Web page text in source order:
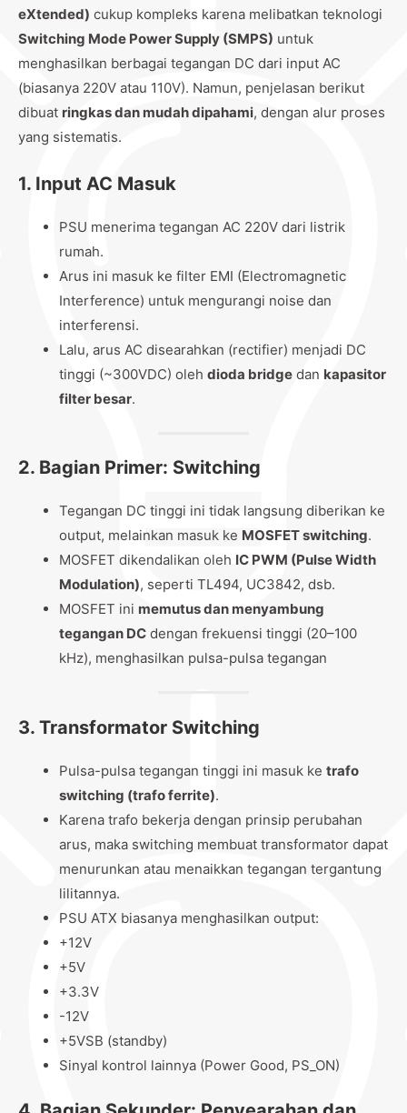
eXtended) cukup kompleks karena melibatkan teknologi
Switching Mode Power Supply (SMPS) untuk
menghasilkan berbagai tegangan DC dari input AC
(biasanya 220V atau 110V). Namun, penjelasan berikut
dibuat ringkas dan mudah dipahami, dengan alur proses
yang sistematis.
1. Input AC Masuk
PSU menerima tegangan AC 220V dari listrik
rumah.
Arus ini masuk ke filter EMI (Electromagnetic
Interference) untuk mengurangi noise dan
interferensi.
Lalu, arus AC disearahkan (rectifier) menjadi DC
tinggi (~300VDC) oleh dioda bridge dan kapasitor
filter besar.
2. Bagian Primer: Switching
Tegangan DC tinggi ini tidak langsung diberikan ke
output, melainkan masuk ke MOSFET switching.
MOSFET dikendalikan oleh IC PWM (Pulse Width
Modulation), seperti TL494, UC3842, dsb.
MOSFET ini memutus dan menyambung
tegangan DC dengan frekuensi tinggi (20–100
kHz), menghasilkan pulsa-pulsa tegangan
3. Transformator Switching
Pulsa-pulsa tegangan tinggi ini masuk ke trafo
switching (trafo ferrite).
Karena trafo bekerja dengan prinsip perubahan
arus, maka switching membuat transformator dapat
menurunkan atau menaikkan tegangan tergantung
lilitannya.
PSU ATX biasanya menghasilkan output:
+12V
+5V
+3.3V
-12V
+5VSB (standby)
Sinyal kontrol lainnya (Power Good, PS_ON)